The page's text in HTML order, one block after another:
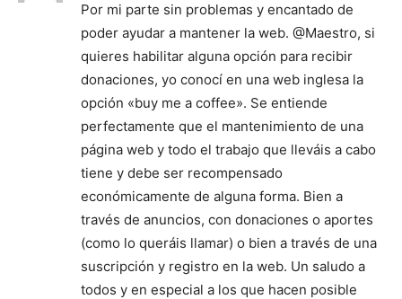
Por mi parte sin problemas y encantado de
poder ayudar a mantener la web. @Maestro, si
quieres habilitar alguna opción para recibir
donaciones, yo conocí en una web inglesa la
opción «buy me a coffee». Se entiende
perfectamente que el mantenimiento de una
página web y todo el trabajo que lleváis a cabo
tiene y debe ser recompensado
económicamente de alguna forma. Bien a
través de anuncios, con donaciones o aportes
(como lo queráis llamar) o bien a través de una
suscripción y registro en la web. Un saludo a
todos y en especial a los que hacen posible